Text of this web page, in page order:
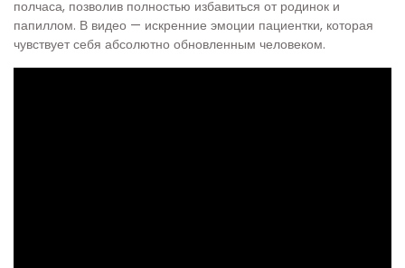
полчаса, позволив полностью избавиться от родинок и
папиллом. В видео — искренние эмоции пациентки, которая
чувствует себя абсолютно обновленным человеком.